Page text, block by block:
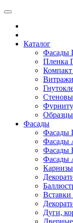
Каталог
Фасады
Пленка
Компакт
Витражи
Образцы
Фасады
Фасады
Фасады
Фасады
Фасады
Карнизы
Вставки
Дуги,